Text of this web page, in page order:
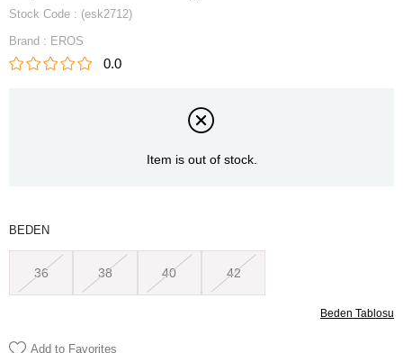
Stock Code
(esk2712)
Brand : EROS
0.0
Item is out of stock.
BEDEN
36 38 40 42
Beden Tablosu
Add to Favorites